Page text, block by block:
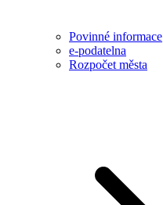
Povinné informace
e-podatelna
Rozpočet města